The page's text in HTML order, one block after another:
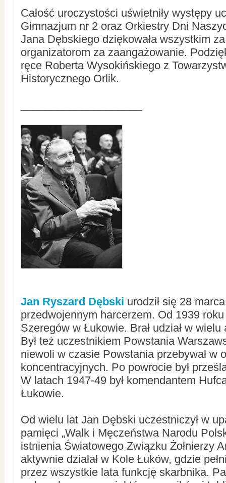
Całość uroczystości uświetniły występy
Gimnazjum nr 2 oraz Orkiestry Dni
Jana Dębskiego dziękowała wszystkim
organizatorom za zaangażowanie.
ręce Roberta Wysokińskiego z
Historycznego Orlik.
Jan Ryszard Dębski urodził się 28
przedwojennym harcerzem. Od 1939
Szeregów w Łukowie. Brał udział w
Był też uczestnikiem Powstania
niewoli w czasie Powstania przebywał w
koncentracyjnych. Po powrocie był
W latach 1947-49 był komendantem
Łukowie.
Od wielu lat Jan Dębski uczestniczył w
pamięci „Walk i Męczeństwa Narodu
istnienia Światowego Związku Żołnierzy
aktywnie działał w Kole Łuków, gdzie
przez wszystkie lata funkcję skarbnika.